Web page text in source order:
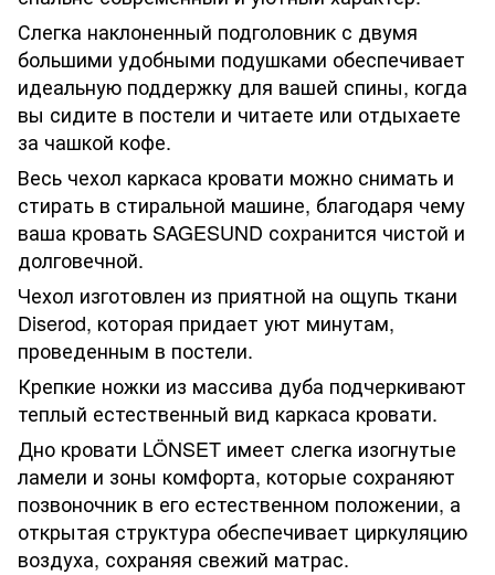
Слегка наклоненный подголовник с двумя
большими удобными подушками обеспечивает
идеальную поддержку для вашей спины, когда
вы сидите в постели и читаете или отдыхаете
за чашкой кофе.
Весь чехол каркаса кровати можно снимать и
стирать в стиральной машине, благодаря чему
ваша кровать SAGESUND сохранится чистой и
долговечной.
Чехол изготовлен из приятной на ощупь ткани
Diserоd, которая придает уют минутам,
проведенным в постели.
Крепкие ножки из массива дуба подчеркивают
теплый естественный вид каркаса кровати.
Дно кровати LÖNSET имеет слегка изогнутые
ламели и зоны комфорта, которые сохраняют
позвоночник в его естественном положении, а
открытая структура обеспечивает циркуляцию
воздуха, сохраняя свежий матрас.